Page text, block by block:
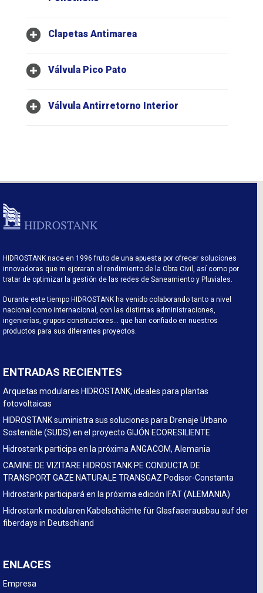
Clapetas Antimarea
Válvula Pico Pato
Válvula Antirretorno Interior
HIDROSTANK nace en 1996 fruto de una apuesta por ofrecer soluciones
innovadoras que m ejoraran el rendimiento de la Obra Civil, así como por
tratar de optimizar la gestión de las redes de Saneamiento y Pluviales.
Durante este tiempo HIDROSTANK ha venido colaborando tanto a nivel
nacional como internacional, con las distintas administraciones,
ingenierías, grupos constructores… que han confiado en nuestros
productos para sus diferentes proyectos.
ENTRADAS RECIENTES
Arquetas modulares HIDROSTANK, ideales para plantas
fotovoltaicas
HIDROSTANK suministra sus soluciones para Drenaje Urbano
Sostenible (SUDS) en el proyecto GIJÓN ECORESILIENTE
Hidrostank participa en la próxima ANGACOM, Alemania
CAMINE DE VIZITARE HIDROSTANK PE CONDUCTA DE
TRANSPORT GAZE NATURALE TRANSGAZ Podisor-Constanta
Hidrostank participará en la próxima edición IFAT (ALEMANIA)
Hidrostank modularen Kabelschächte für Glasfaserausbau auf der
fiberdays in Deutschland
ENLACES
Empresa